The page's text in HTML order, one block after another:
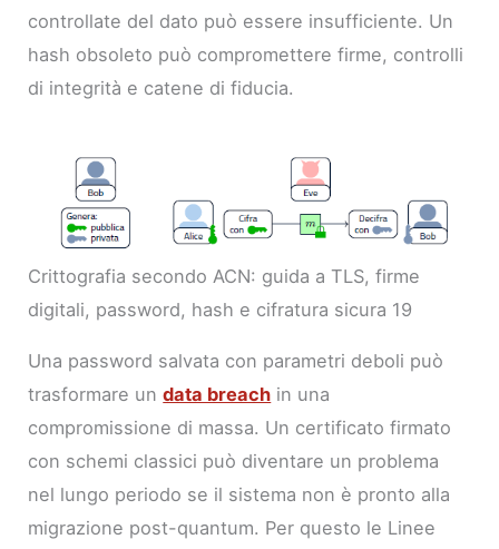
controllate del dato può essere insufficiente. Un
hash obsoleto può compromettere firme, controlli
di integrità e catene di fiducia.
Crittografia secondo ACN: guida a TLS, firme
digitali, password, hash e cifratura sicura 19
Una password salvata con parametri deboli può
trasformare undata breach in una
compromissione di massa. Un certificato firmato
con schemi classici può diventare un problema
nel lungo periodo se il sistema non è pronto alla
migrazione post-quantum. Per questo le Linee